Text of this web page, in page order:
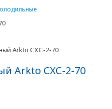
Arkto СХС-2-70